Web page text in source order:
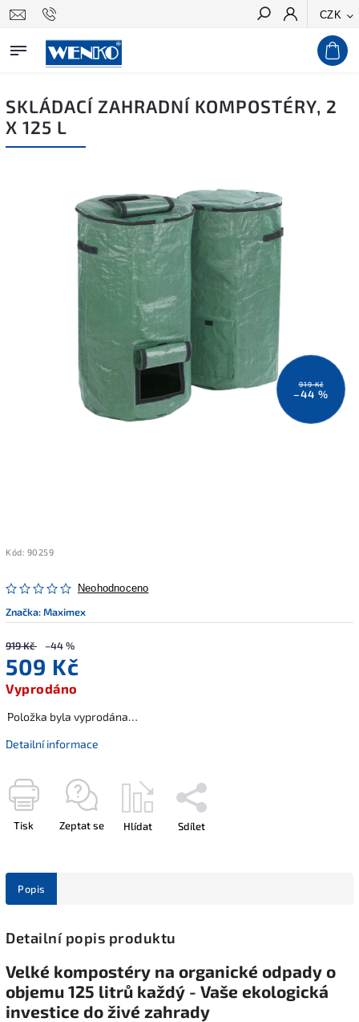
CZK
Hledat
SKLÁDACÍ ZAHRADNÍ KOMPOSTÉRY, 2
X 125 L
919 Kč
–44 %
Kód: 90259
Neohodnoceno
Značka:Maximex
919 Kč –44 %
509 Kč
Vyprodáno
Položka byla vyprodána…
Detailní informace
Tisk Zeptat se Hlídat Sdílet
Popis
Detailní popis produktu
Velké kompostéry na organické odpady o
objemu 125 litrů každý - Vaše ekologická
investice do živé zahrady